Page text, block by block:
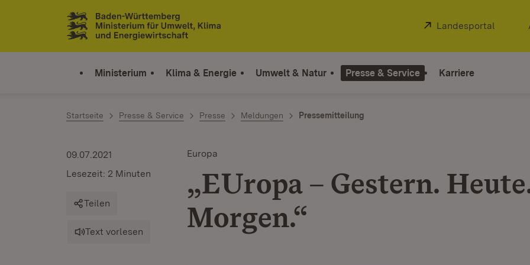
Zum Inhalt springen
Link zur Startseite
Extern:
Landesportal
Ministerium Klima & Energie Umwelt & Natur Presse & Service Karriere
Startseite Presse & Service Presse Meldungen Pressemitteilung
Europa
„EUropa – Gestern.
Morgen.“
09.07.2021
Lesezeit: 2 Minuten
Teilen
Text vorlesen